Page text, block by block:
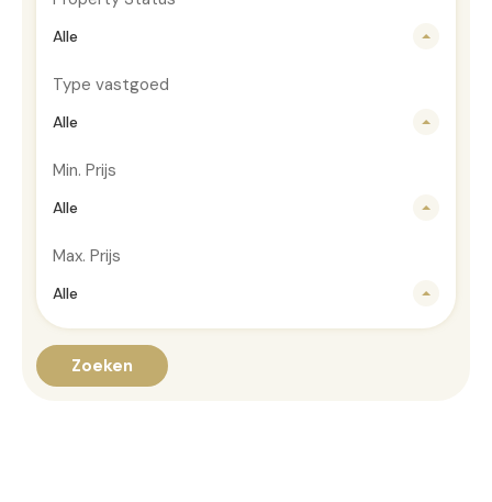
Alle
Type vastgoed
Alle
Min. Prijs
Alle
Max. Prijs
Alle
Zoeken